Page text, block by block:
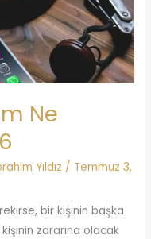
Ne
Yıldız / Temmuz 3,
bir kişinin başka
zararına olacak